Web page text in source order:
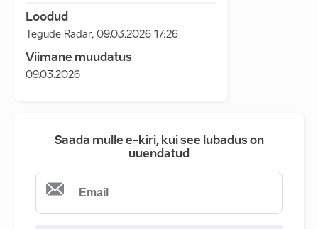
Loodud
Tegude Radar, 09.03.2026 17:26
Viimane muudatus
09.03.2026
Saada mulle e-kiri, kui see lubadus on
uuendatud